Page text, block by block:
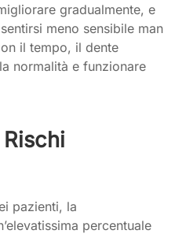
gradualmente, e
meno sensibile man
il tempo, il dente
normalità e funzionare
pazienti, la
percentuale